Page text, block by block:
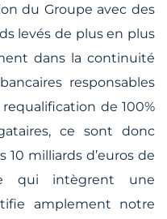
du Groupe avec des
levés de plus en plus
dans la continuité
responsables
de 100%
ce sont donc
10 milliards d’euros de
qui intègrent une
amplement notre